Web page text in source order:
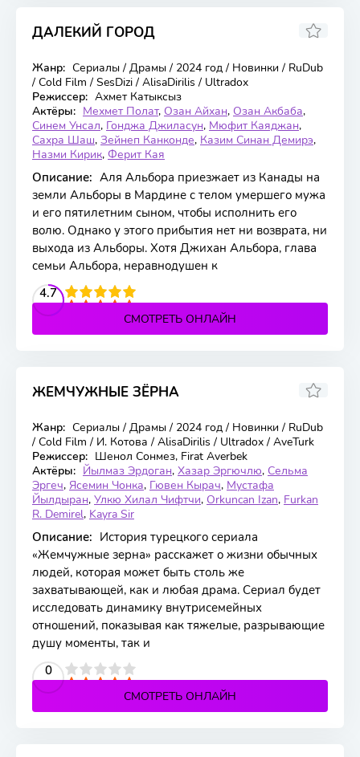
ДАЛЕКИЙ ГОРОД
63 серия
Жанр: Сериалы / Драмы / 2024 год / Новинки / RuDub
/ Cold Film / SesDizi / AlisaDirilis / Ultradox
Режиссер: Ахмет Катыксыз
Актёры: Мехмет Полат, Озан Айхан, Озан Акбаба,
Синем Унсал, Гонджа Джиласун, Мюфит Каяджан,
Сахра Шаш, Зейнеп Канконде, Казим Синан Демирэ,
Назми Кирик, Ферит Кая
Описание: Аля Альбора приезжает из Канады на
земли Альборы в Мардине с телом умершего мужа
и его пятилетним сыном, чтобы исполнить его
волю. Однако у этого прибытия нет ни возврата, ни
выхода из Альборы. Хотя Джихан Альбора, глава
семьи Альбора, неравнодушен к
4.7
4 5
СМОТРЕТЬ ОНЛАЙН
ЖЕМЧУЖНЫЕ ЗЁРНА
51 серия
5.8
Жанр: Сериалы / Драмы / 2024 год / Новинки / RuDub
/ Cold Film / И. Котова / AlisaDirilis / Ultradox / AveTurk
Режиссер: Шенол Сонмез, Firat Averbek
Актёры: Йылмаз Эрдоган, Хазар Эргючлю, Сельма
Эргеч, Ясемин Чонка, Гювен Кырач, Мустафа
Йылдыран, Улкю Хилал Чифтчи, Orkuncan Izan, Furkan
R. Demirel, Kayra Sir
Описание: История турецкого сериала
«Жемчужные зерна» расскажет о жизни обычных
людей, которая может быть столь же
захватывающей, как и любая драма. Сериал будет
исследовать динамику внутрисемейных
отношений, показывая как тяжелые, разрывающие
душу моменты, так и
0
4 5
СМОТРЕТЬ ОНЛАЙН